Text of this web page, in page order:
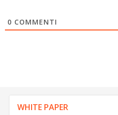
0 COMMENTI
WHITE PAPER